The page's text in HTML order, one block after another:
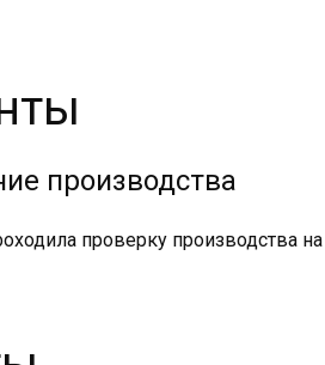
производства
проверку производства на